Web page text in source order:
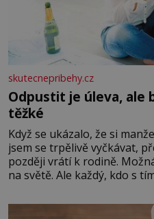
skutecnepribehy.cz
Odpustit je úleva, ale
těžké
Když se ukázalo, že si
jsem se trpělivě vyčkávat,
později vrátí k rodině.
na světě. Ale každý, kdo s
Když se ke mně doneslo,